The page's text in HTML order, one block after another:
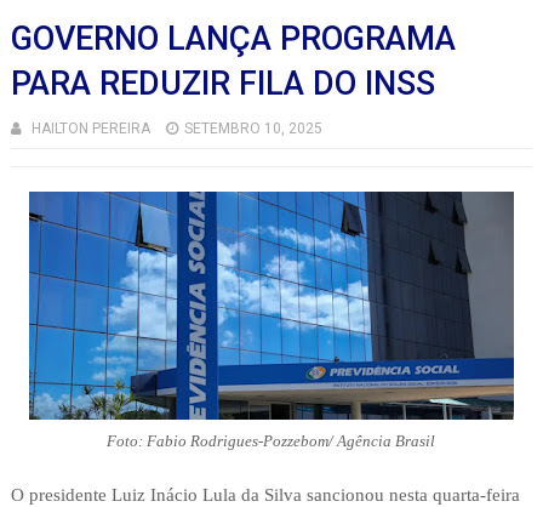
GOVERNO LANÇA PROGRAMA
PARA REDUZIR FILA DO INSS
HAILTON PEREIRA SETEMBRO 10, 2025
Foto: Fabio Rodrigues-Pozzebom/ Agência Brasil
O presidente Luiz Inácio Lula da Silva sancionou nesta quarta-feira